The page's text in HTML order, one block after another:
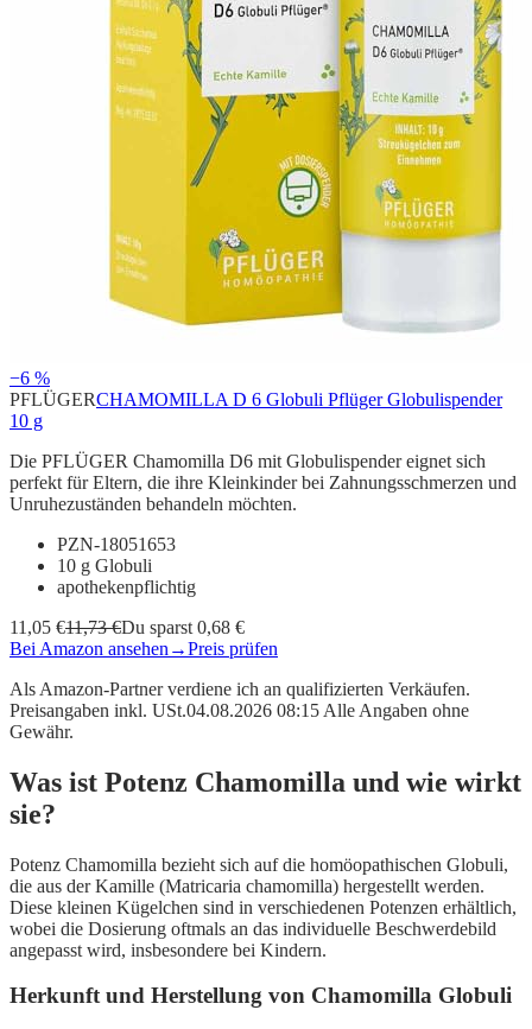
−6 %
PFLÜGERCHAMOMILLA D 6 Globuli Pflüger Globulispender
10 g
Die PFLÜGER Chamomilla D6 mit Globulispender eignet sich
perfekt für Eltern, die ihre Kleinkinder bei Zahnungsschmerzen und
Unruhezuständen behandeln möchten.
PZN-18051653
10 g Globuli
apothekenpflichtig
11,05 €11,73 €Du sparst 0,68 €
Bei Amazon ansehen →Preis prüfen
Als Amazon-Partner verdiene ich an qualifizierten Verkäufen.
Preisangaben inkl. USt.04.08.2026 08:15 Alle Angaben ohne
Gewähr.
Was ist Potenz Chamomilla und wie wirkt
sie?
Potenz Chamomilla bezieht sich auf die homöopathischen Globuli,
die aus der Kamille (Matricaria chamomilla) hergestellt werden.
Diese kleinen Kügelchen sind in verschiedenen Potenzen erhältlich,
wobei die Dosierung oftmals an das individuelle Beschwerdebild
angepasst wird, insbesondere bei Kindern.
Herkunft und Herstellung von Chamomilla Globuli